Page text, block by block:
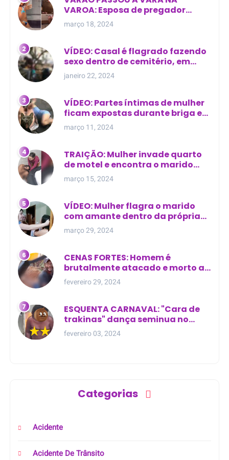
VAROA: Esposa de pregador
evangélico descobre
relacionamento extra-conjugal
março 18, 2024
VÍDEO: Casal é flagrado fazendo
sexo dentro de cemitério, em
cima de túmulo no Maranhão
janeiro 22, 2024
VÍDEO: Partes íntimas de mulher
ficam expostas durante briga em
Manaus
março 11, 2024
TRAIÇÃO: Mulher invade quarto
de motel e encontra o marido
com outra na cama
março 15, 2024
VÍDEO: Mulher flagra o marido
com amante dentro da própria
residência
março 29, 2024
CENAS FORTES: Homem é
brutalmente atacado e morto a
golpes de facão em joão lisboa
fevereiro 29, 2024
ESQUENTA CARNAVAL: "Cara de
trakinas" dança seminua no
meio da rua na Bahia
fevereiro 03, 2024
Categorias
Acidente
Acidente De Trânsito